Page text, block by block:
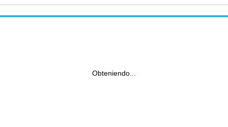
Obteniendo...